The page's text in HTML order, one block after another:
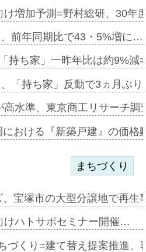
け増加予測=野村総研、30年
前年同期比で43・5%増に…
持ち家」一昨年比は約9%
「持ち家」反動で3ヵ月ぶ
高水準、東京商工リサーチ
における『新築戸建』の価
まちづくり
宝塚市の大型分譲地で再
けハトサポセミナー開催…
づくり=建て替え提案推進